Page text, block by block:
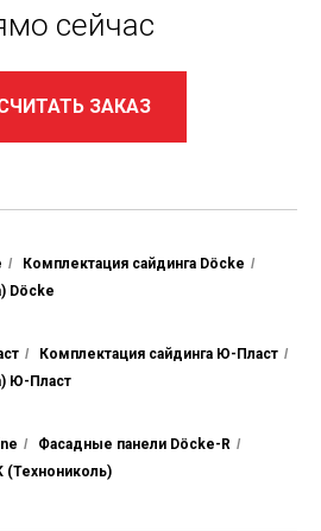
сейчас
ЗАКАЗ
/ Комплектация сайдинга Döcke /
Döcke
/ Комплектация сайдинга Ю-Пласт /
Ю-Пласт
/ Фасадные панели Döcke-R /
(Технониколь)